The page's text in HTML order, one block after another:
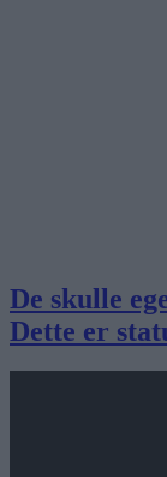
De skulle
Dette er